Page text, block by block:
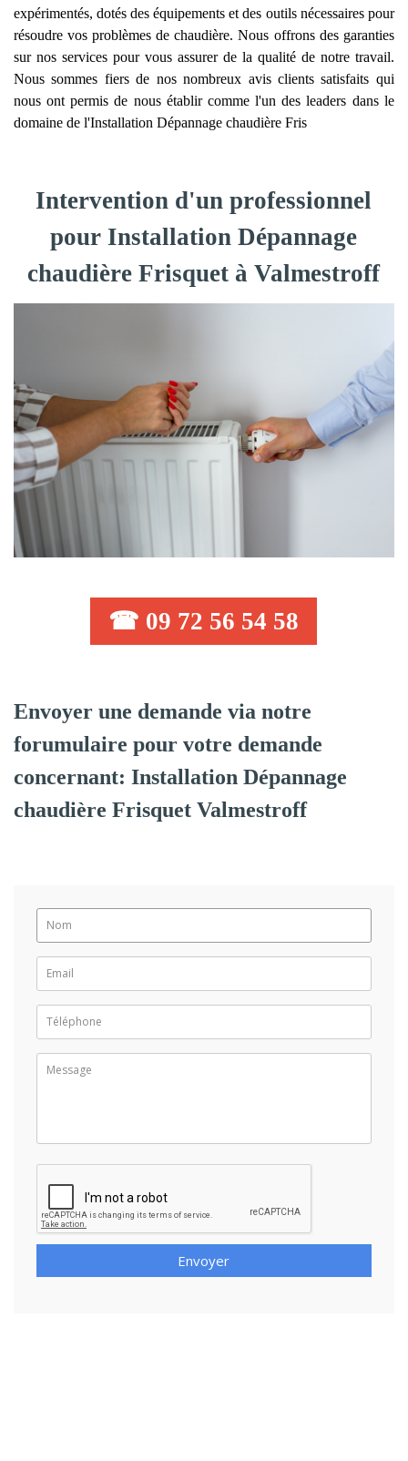
expérimentés, dotés des équipements et des outils nécessaires pour
résoudre vos problèmes de chaudière. Nous offrons des garanties
sur nos services pour vous assurer de la qualité de notre travail.
Nous sommes fiers de nos nombreux avis clients satisfaits qui
nous ont permis de nous établir comme l'un des leaders dans le
domaine de l'Installation Dépannage chaudière Fris
Intervention d'un professionnel
pour Installation Dépannage
chaudière Frisquet à Valmestroff
☎ 09 72 56 54 58
Envoyer une demande via notre
forumulaire pour votre demande
concernant: Installation Dépannage
chaudière Frisquet Valmestroff
Envoyer